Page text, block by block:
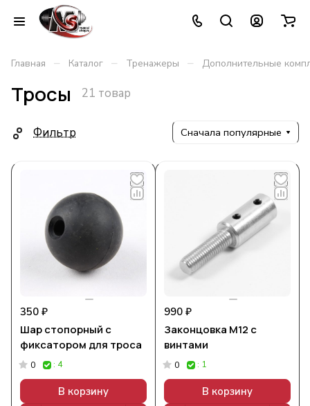
Главная – Каталог – Тренажеры – Дополнительные
Тросы 21 товар
Фильтр Сначала популярные
350 ₽
Шар стопорный с
фиксатором для троса
0 : 4
В корзину
990 ₽
Законцовка М12 с
винтами
0 : 1
В корзину